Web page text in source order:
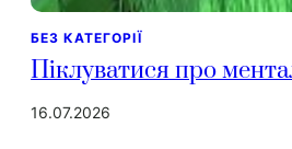
БЕЗ КАТЕГОРІЇ
Піклуватися про
16.07.2026